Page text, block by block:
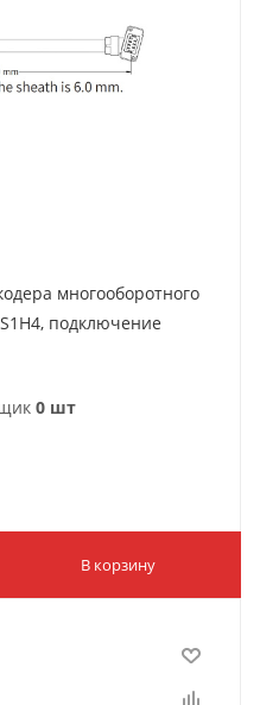
многооборотного
подключение
0 шт
В корзину